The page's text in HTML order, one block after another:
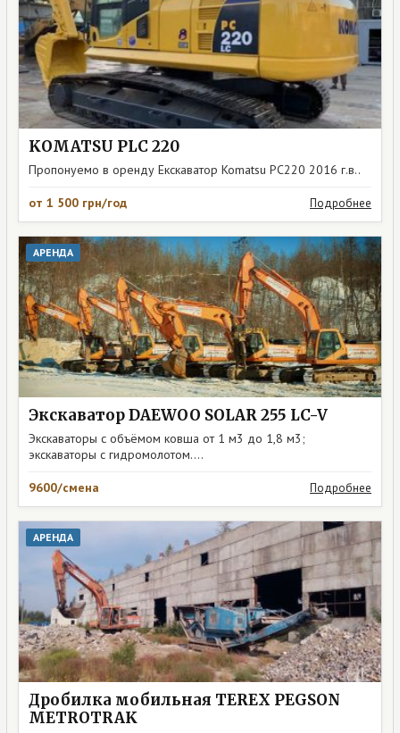
KOMATSU PLC 220
Пропонуемо в оренду Екскаватор Komatsu PC220 2016 г.в..
от 1 500 грн/год Подробнее
АРЕНДА
Экскаватор DAEWOO SOLAR 255 LC-V
Экскаваторы с объёмом ковша от 1 м3 до 1,8 м3;
экскаваторы с гидромолотом....
9600/смена Подробнее
АРЕНДА
Дробилка мобильная TEREX PEGSON
METROTRAK